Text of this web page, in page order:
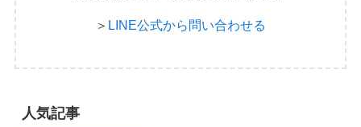
＞ LINE公式から問い合わせる
人気記事